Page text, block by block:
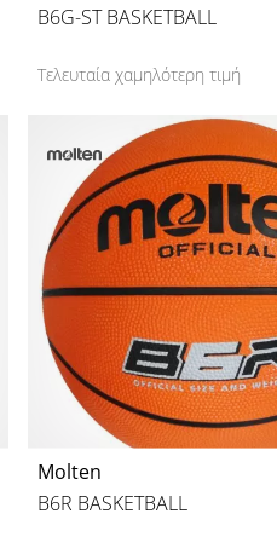
B6G-ST BASKETBALL
Τελευταία χαμηλότερη τιμή
Molten
B6R BASKETBALL